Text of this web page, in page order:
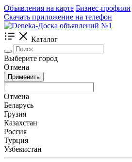
Объявления на карте Бизнес-профили
Скачать приложение на телефон
Каталог
Выберите город
Отмена
Применить
Отмена
Беларусь
Грузия
Казахстан
Россия
Турция
Узбекистан